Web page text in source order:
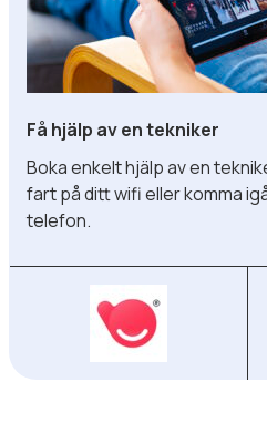
Få hjälp av en tekniker
Boka enkelt hjälp av en
fart på ditt wifi eller komma
telefon.